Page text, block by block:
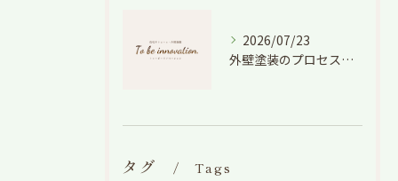
2026/07/23
外壁塗装のプロセスを愛知県でスムーズに進めるための工程と費用徹底解説
タグ Tags